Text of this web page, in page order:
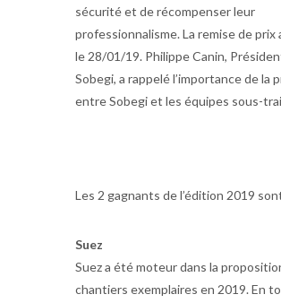
sécurité et de récompenser leur
professionnalisme. La remise de prix
le 28/01/19. Philippe Canin,
Sobegi, a rappelé l’importance de la
entre Sobegi et les équipes sous-
Les 2 gagnants de l’édition 2019
Suez
Suez a été moteur dans la
chantiers exemplaires en 2019. En